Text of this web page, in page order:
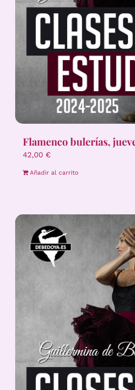
Flamenco bulerías,
42,00 €
Añadir al carrito